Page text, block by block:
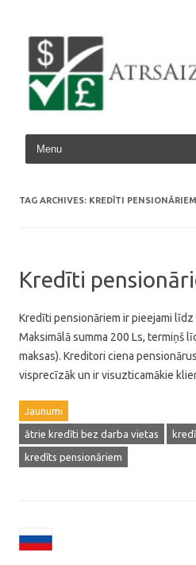
Skip to content
TAG ARCHIVES: KREDĪTI PENSIONĀRIEM
Kredīti
Kredīti pensionāriem ir pieejami līdz
Maksimālā summa 200 Ls, termiņš
maksas). Kreditori ciena
visprecīzāk un ir visuzticamākie
Jaunumi
ātrie kredīti bez darba vietas
kredīts pensionāriem